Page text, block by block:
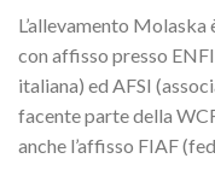
L’allevamento
con affisso presso
italiana) ed AFSI
facente parte della
anche l’affisso FIAF